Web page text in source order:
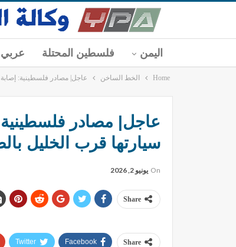
اليمن فلسطين المحتلة عربي
Home الخط الساخن عاجل| مصادر فلسطينية: إصابة
عاجل| مصادر
سيارتها قرب الخليل
On يونيو 2, 2026
Share
Share
Facebook
Twitter